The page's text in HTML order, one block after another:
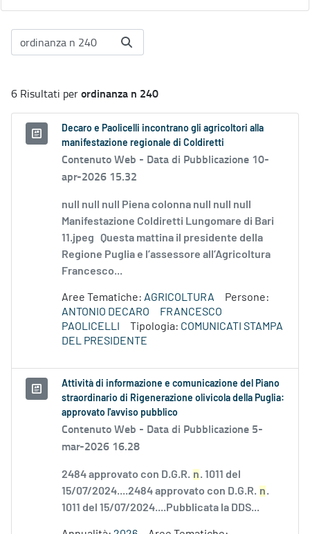
6 Risultati perordinanza n 240
Decaro e Paolicelli incontrano gli agricoltori alla
manifestazione regionale di Coldiretti
Contenuto Web - Data di Pubblicazione 10-
apr-2026 15.32
null null null Piena colonna null null null
Manifestazione Coldiretti Lungomare di Bari
11.jpeg Questa mattina il presidente della
Regione Puglia e l’assessore all’Agricoltura
Francesco...
Aree Tematiche: AGRICOLTURA
Persone:
ANTONIO DECARO
FRANCESCO
PAOLICELLI
Tipologia: COMUNICATI STAMPA
DEL PRESIDENTE
Attività di informazione e comunicazione del Piano
straordinario di Rigenerazione olivicola della Puglia:
approvato l'avviso pubblico
Contenuto Web - Data di Pubblicazione 5-
mar-2026 16.28
2484 approvato con D.G.R. n. 1011 del
15/07/2024....2484 approvato con D.G.R. n.
1011 del 15/07/2024....Pubblicata la DDS...